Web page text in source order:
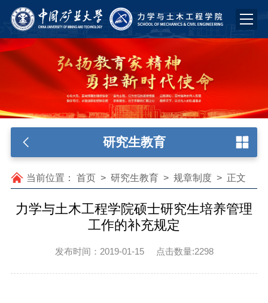
研究生教育
当前位置： 首页> 研究生教育> 规章制度> 正文
力学与土木工程学院硕士研究生培养管理
工作的补充规定
发布时间：2019-01-15 点击数量:2298